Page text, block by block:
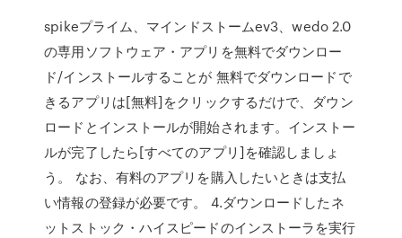
spikeプライム、マインドストームev3、wedo 2.0
の専用ソフトウェア・アプリを無料でダウンロー
ド/インストールすることが 無料でダウンロードで
きるアプリは[無料]をクリックするだけで、ダウン
ロードとインストールが開始されます。インストー
ルが完了したら[すべてのアプリ]を確認しましょ
う。 なお、有料のアプリを購入したいときは支払
い情報の登録が必要です。 4.ダウンロードしたネ
ットストック・ハイスピードのインストーラを実行